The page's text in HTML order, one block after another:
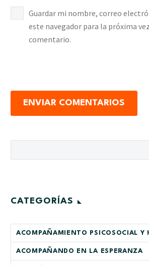
Guardar mi nombre, correo
este navegador para la próxima
comentario.
ENVIAR COMENTARIOS
CATEGORÍAS
ACOMPAÑAMIENTO PSICOSOCIAL Y
ACOMPAÑANDO EN LA ESPERANZA